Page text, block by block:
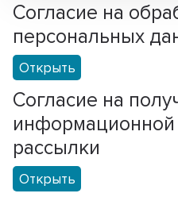
Согласие на
персональных
Открыть
Согласие на
информационной
рассылки
Открыть